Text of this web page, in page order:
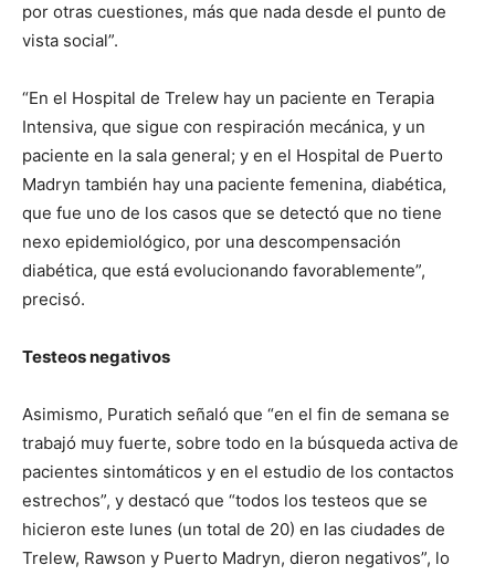
por otras cuestiones, más que nada desde el punto de
vista social”.
“En el Hospital de Trelew hay un paciente en Terapia
Intensiva, que sigue con respiración mecánica, y un
paciente en la sala general; y en el Hospital de Puerto
Madryn también hay una paciente femenina, diabética,
que fue uno de los casos que se detectó que no tiene
nexo epidemiológico, por una descompensación
diabética, que está evolucionando favorablemente”,
precisó.
Testeos negativos
Asimismo, Puratich señaló que “en el fin de semana se
trabajó muy fuerte, sobre todo en la búsqueda activa de
pacientes sintomáticos y en el estudio de los contactos
estrechos”, y destacó que “todos los testeos que se
hicieron este lunes (un total de 20) en las ciudades de
Trelew, Rawson y Puerto Madryn, dieron negativos”, lo